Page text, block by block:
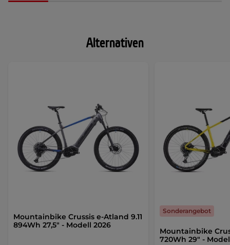
Alternativen
Mountainbike Crussis e-Atland 9.11
894Wh 27,5" - Modell 2026
Mountainbike
720Wh 29" -
Sonderangebot